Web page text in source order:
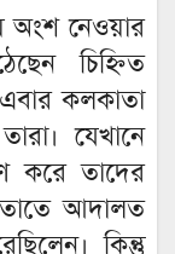
অংশ নেওয়ার
চিহ্নিত
এবার কলকাতা
যেখানে
করে তাদের
আদালত
কিন্তু